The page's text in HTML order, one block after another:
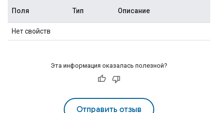
Поля Тип Описание
Нет свойств
Эта информация оказалась полезной?
Отправить отзыв